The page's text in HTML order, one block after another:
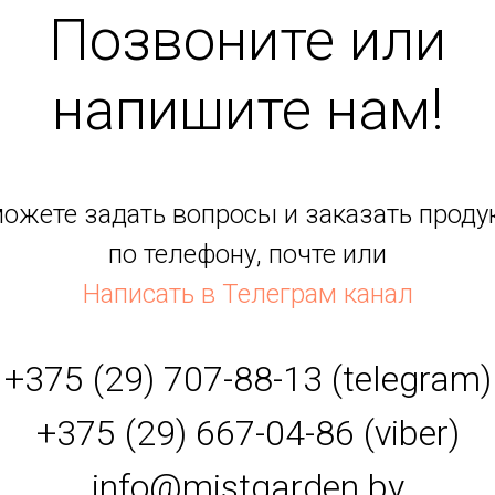
Позвоните или
напишите нам!
задать вопросы и заказать
по телефону, почте или
Написать в Телеграм канал
+375 (29) 707-88-13 (telegram)
+375 (29) 667-04-86 (viber)